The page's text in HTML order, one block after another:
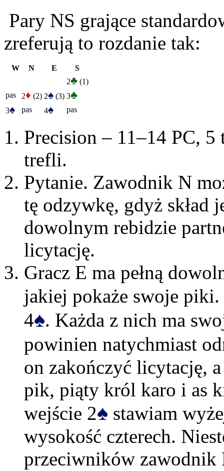
Pary NS grające
zreferują to rozdanie tak:
W N E
S
2♣ (1)
pas
2♦ (2) 2♠ (3) 3♣
3♠ pas 4♠ pas
Precision – 11–14 PC,
trefli.
Pytanie. Zawodnik N
tę odzywkę, gdyż skład
dowolnym rebidzie
licytację.
Gracz E ma pełną
jakiej pokaże swoje
4♠. Każda z nich ma
powinien natychmiast
on zakończyć licytację,
pik, piąty król karo i as
wejście 2♠ stawiam
wysokość czterech.
przeciwników zawodnik